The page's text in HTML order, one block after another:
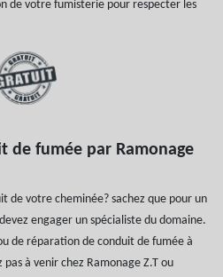
de votre fumisterie pour respecter les
de fumée par Ramonage
de votre cheminée? sachez que pour un
engager un spécialiste du domaine.
de réparation de conduit de fumée à
à venir chez Ramonage Z.T ou